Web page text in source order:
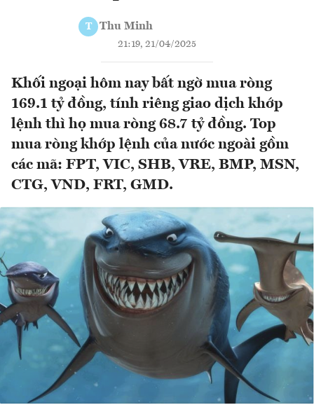
T Thu Minh
21:19, 21/04/2025
Khối ngoại hôm nay bất ngờ mua ròng
169.1 tỷ đồng, tính riêng giao dịch khớp
lệnh thì họ mua ròng 68.7 tỷ đồng. Top
mua ròng khớp lệnh của nước ngoài gồm
các mã: FPT, VIC, SHB, VRE, BMP, MSN,
CTG, VND, FRT, GMD.